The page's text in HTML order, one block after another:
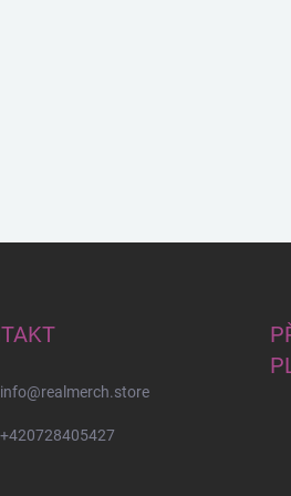
info@realmerch.store
+420728405427